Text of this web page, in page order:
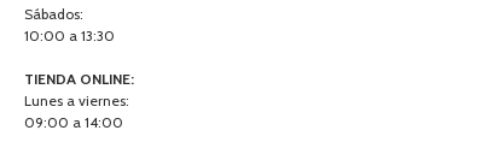
Sábados:
10:00 a 13:30
TIENDA ONLINE:
Lunes a viernes:
09:00 a 14:00